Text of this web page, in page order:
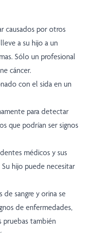
causados por otros
a su hijo a un
Sólo un profesional
cáncer.
con el sida en un
para detectar
que podrían ser signos
médicos y sus
Su hijo puede necesitar
de sangre y orina se
de enfermedades,
pruebas también